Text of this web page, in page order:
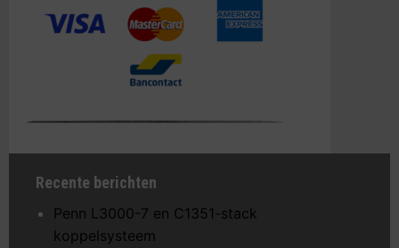
Recente berichten
Penn L3000-7 en C1351-stack
koppelsysteem